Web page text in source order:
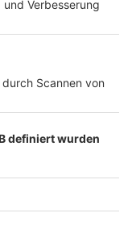
Impressum